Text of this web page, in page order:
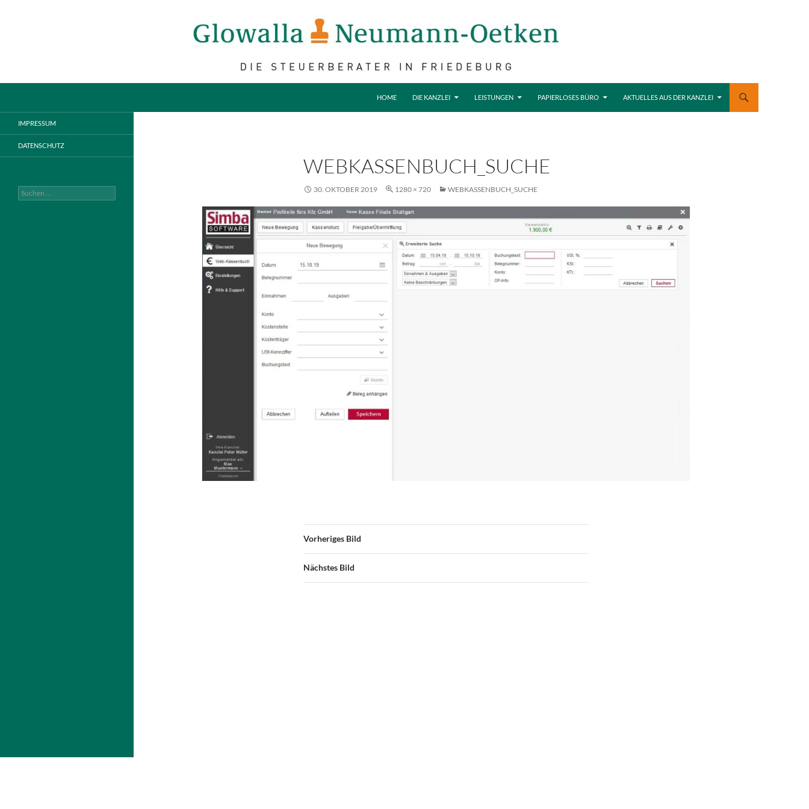
HOME
DIE KANZLEI LEISTUNGEN PAPIERLOSES BÜRO AKTUELLES AUS DER KANZLEI
WEBKASSENBUCH_SUCHE
30. OKTOBER 2019 1280 × 720 WEBKASSENBUCH_SUCHE
Vorheriges Bild
Nächstes Bild
IMPRESSUM
DATENSCHUTZ
Suchen
nach: